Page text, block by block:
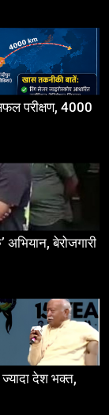
परीक्षण, 4000
अभियान, बेरोजगारी
ज्यादा देश भक्त,